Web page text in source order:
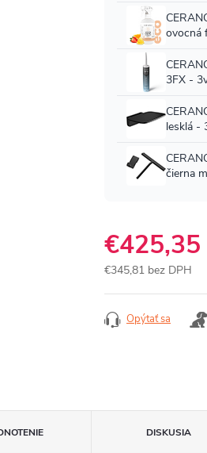
€425,35
€345,81 bez DPH
Opýtať sa
DISKUSIA